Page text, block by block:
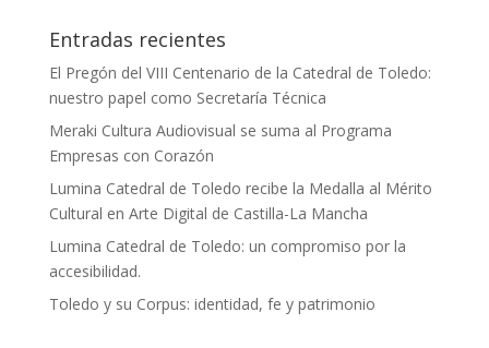
Entradas recientes
El Pregón del VIII Centenario de la Catedral de Toledo:
nuestro papel como Secretaría Técnica
Meraki Cultura Audiovisual se suma al Programa
Empresas con Corazón
Lumina Catedral de Toledo recibe la Medalla al Mérito
Cultural en Arte Digital de Castilla-La Mancha
Lumina Catedral de Toledo: un compromiso por la
accesibilidad.
Toledo y su Corpus: identidad, fe y patrimonio